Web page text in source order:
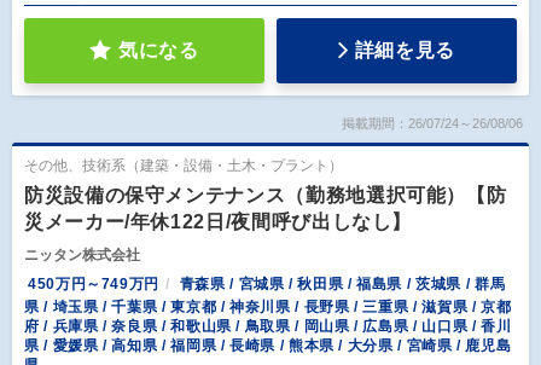
気になる 詳細を見る
掲載期間：26/07/24～26/08/06
その他、技術系（建築・設備・土木・プラント）
防災設備の保守メンテナンス（勤務地選択可能）【防
災メーカー/年休122日/夜間呼び出しなし】
ニッタン株式会社
450万円～749万円
青森県 / 宮城県 / 秋田県 / 福島県 / 茨城県 / 群馬
県 / 埼玉県 / 千葉県 / 東京都 / 神奈川県 / 長野県 / 三重県 / 滋賀県 / 京都
府 / 兵庫県 / 奈良県 / 和歌山県 / 鳥取県 / 岡山県 / 広島県 / 山口県 / 香川
県 / 愛媛県 / 高知県 / 福岡県 / 長崎県 / 熊本県 / 大分県 / 宮崎県 / 鹿児島